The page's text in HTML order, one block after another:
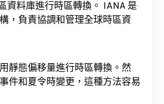
資料庫進行時區轉換。 IANA 是
，負責協調和管理全球時區資
靜態偏移量進行時區轉換。然
件和夏令時變更，這種方法容易